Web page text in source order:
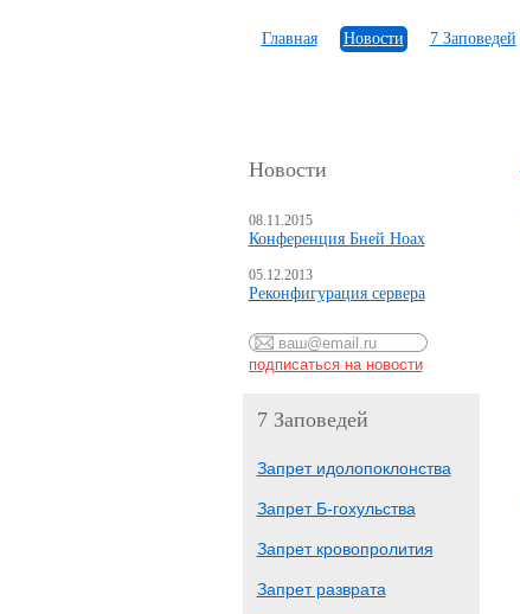
Главная Новости 7 Заповедей
Новости
08.11.2015
Конференция Бней Ноах
05.12.2013
Реконфигурация сервера
7 Заповедей
Запрет идолопоклонства
Запрет Б-гохульства
Запрет кровопролития
Запрет разврата